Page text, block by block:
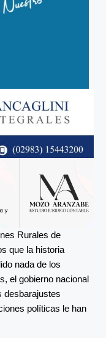
Rurales de
que la historia
nada de los
el gobierno nacional
desbarajustes
políticas le han